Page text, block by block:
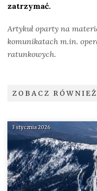
zatrzymać.
Artykuł oparty na
komunikatach m.in.
ratunkowych.
ZOBACZ RÓWNIEŻ
3 stycznia 2026